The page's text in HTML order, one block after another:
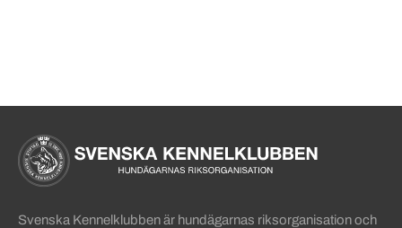
Sidinformation och
Köpa hund startsida
Svenska Kennelklubben är hundägarnas riksorganisation och